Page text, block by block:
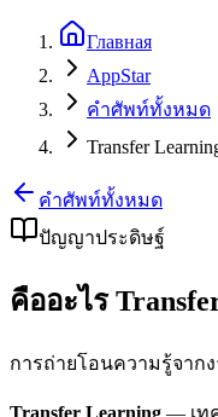
Главная
AppStar
คำศัพท์ทั้งหมด
Transfer
คำศัพท์ทั้งหมด
ปัญญาประดิษฐ์
คืออะไร
การถ่ายโอนความรู้จาก
Transfer Learning — เท